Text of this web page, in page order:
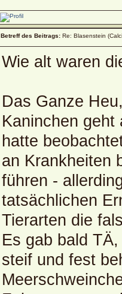
Betreff des Beitrags: Re: Blasenstein
Wie alt waren
Das Ganze
Kaninchen
hatte
an Krankheiten
führen -
tatsächlichen
Tierarten die
Es gab bald
steif und fest